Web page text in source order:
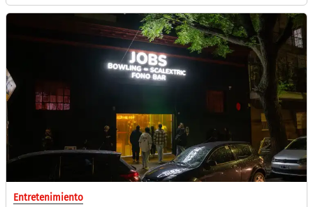
Entretenimiento